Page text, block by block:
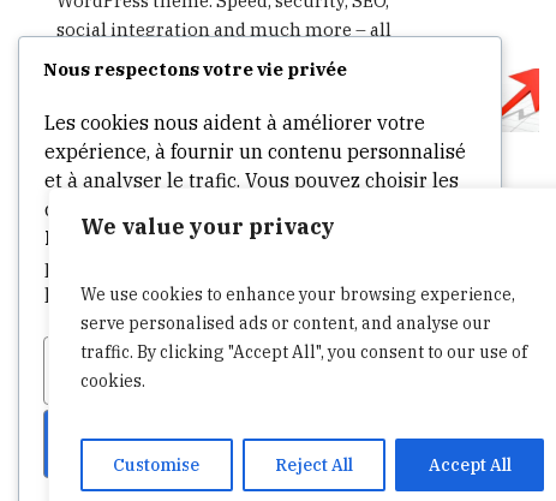
We value your privacy
We use cookies to enhance your browsing experience,
serve personalised ads or content, and analyse our
traffic. By clicking "Accept All", you consent to our use of
cookies.
Customise Reject All Accept All
Nous respectons votre vie privée
Les cookies nous aident à améliorer votre
expérience, à fournir un contenu personnalisé
et à analyser le trafic. Vous pouvez choisir les
cookies à autoriser en cliquant sur
Personnaliser . Cliquez surAccepter tout
pour consentir ou
les cookies non essentiels.
Personnaliser
Tout accepter
social integration and much more – all
in one theme. Start writing, publishing,